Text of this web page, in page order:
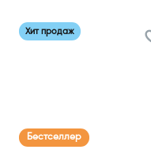
Хит продаж
Бестселлер